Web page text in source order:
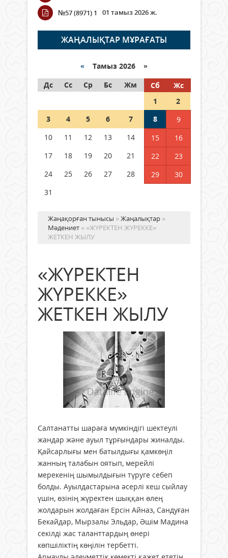
Wi-Fi ҚАБЫРҒА АРҚЫЛЫ ҚАЛАЙ
ӨТЕДІ?
06 тамыз 2026 ж. 265
граждане Казахстана,
05 тамыз 2026 ж. 146
Шетелде жүрген Қазақстан
азаматтары қалай дауыс бере
№57 (8971) 1
01 тамыз 2026 ж.
ЖАҢАЛЫҚТАР МҰРАҒАТЫ
« Тамыз 2026 »
Дс
Сс Ср Бс Жм Сб
Жс
1
2
3
4 5 6 7 8
9
10
11 12 13 14 15
16
17
18 19 20 21 22
23
24
25 26 27 28 29
30
31
Жаңақорған тынысы »Жаңалықтар »
Мәдениет » «ЖҮРЕКТЕН ЖҮРЕККЕ»
ЖЕТКЕН ЖЫЛУ
«ЖҮРЕКТЕН
ЖҮРЕККЕ»
ЖЕТКЕН ЖЫЛУ
Салтанатты шараға мүмкіндігі шектеулі
жандар және ауыл тұрғындары жиналды.
Қайсарлығы мен батылдығы қамкөңіл
жанның талабын оятып, мерейлі
мерекенің шымылдығын түруге себеп
болды. Ауылдастарына әсерлі кеш сыйлау
үшін, өзінің жүректен шыққан өлең
жолдарын жолдаған Ерсін Айназ, Сандуған
Бекайдар, Мырзалы Эльдар, Әшім Мадина
секілді жас таланттардың өнері
көпшіліктің көңілін тербетті.